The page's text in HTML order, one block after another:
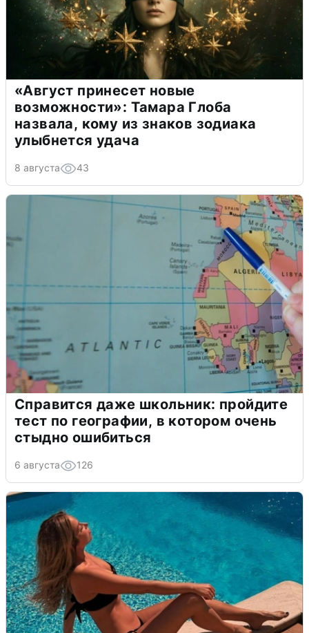
«Август принесет новые
возможности»: Тамара Глоба
назвала, кому из знаков зодиака
улыбнется удача
8 августа 43
Справится даже школьник: пройдите
тест по географии, в котором очень
стыдно ошибиться
6 августа 126